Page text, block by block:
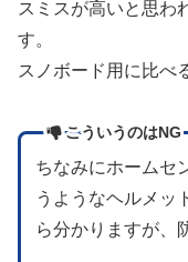
スミスが高いと思わ
す。
スノボード用に比べ
こういうのはNG
ちなみにホームセ
うようなヘルメッ
ら分かりますが、